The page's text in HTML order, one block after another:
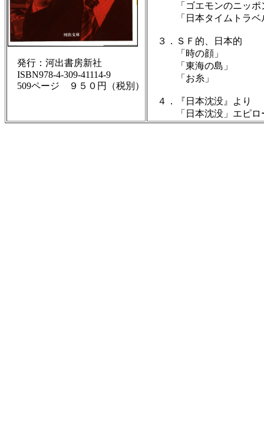
発行：河出書房新社
ISBN978-4-309-41114-9
509ページ ９５０円（税別）
「ゴエモンのニッポ
「日本タイムトラベ
３．ＳＦ的、日本的
「時の顔」
「東海の島」
「お糸」
４．『日本沈没』より
「日本沈没」エピロ